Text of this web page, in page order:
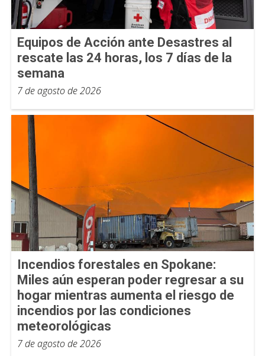
Equipos de Acción ante Desastres al
rescate las 24 horas, los 7 días de la
semana
7 de agosto de 2026
Incendios forestales en Spokane:
Miles aún esperan poder regresar a su
hogar mientras aumenta el riesgo de
incendios por las condiciones
meteorológicas
7 de agosto de 2026